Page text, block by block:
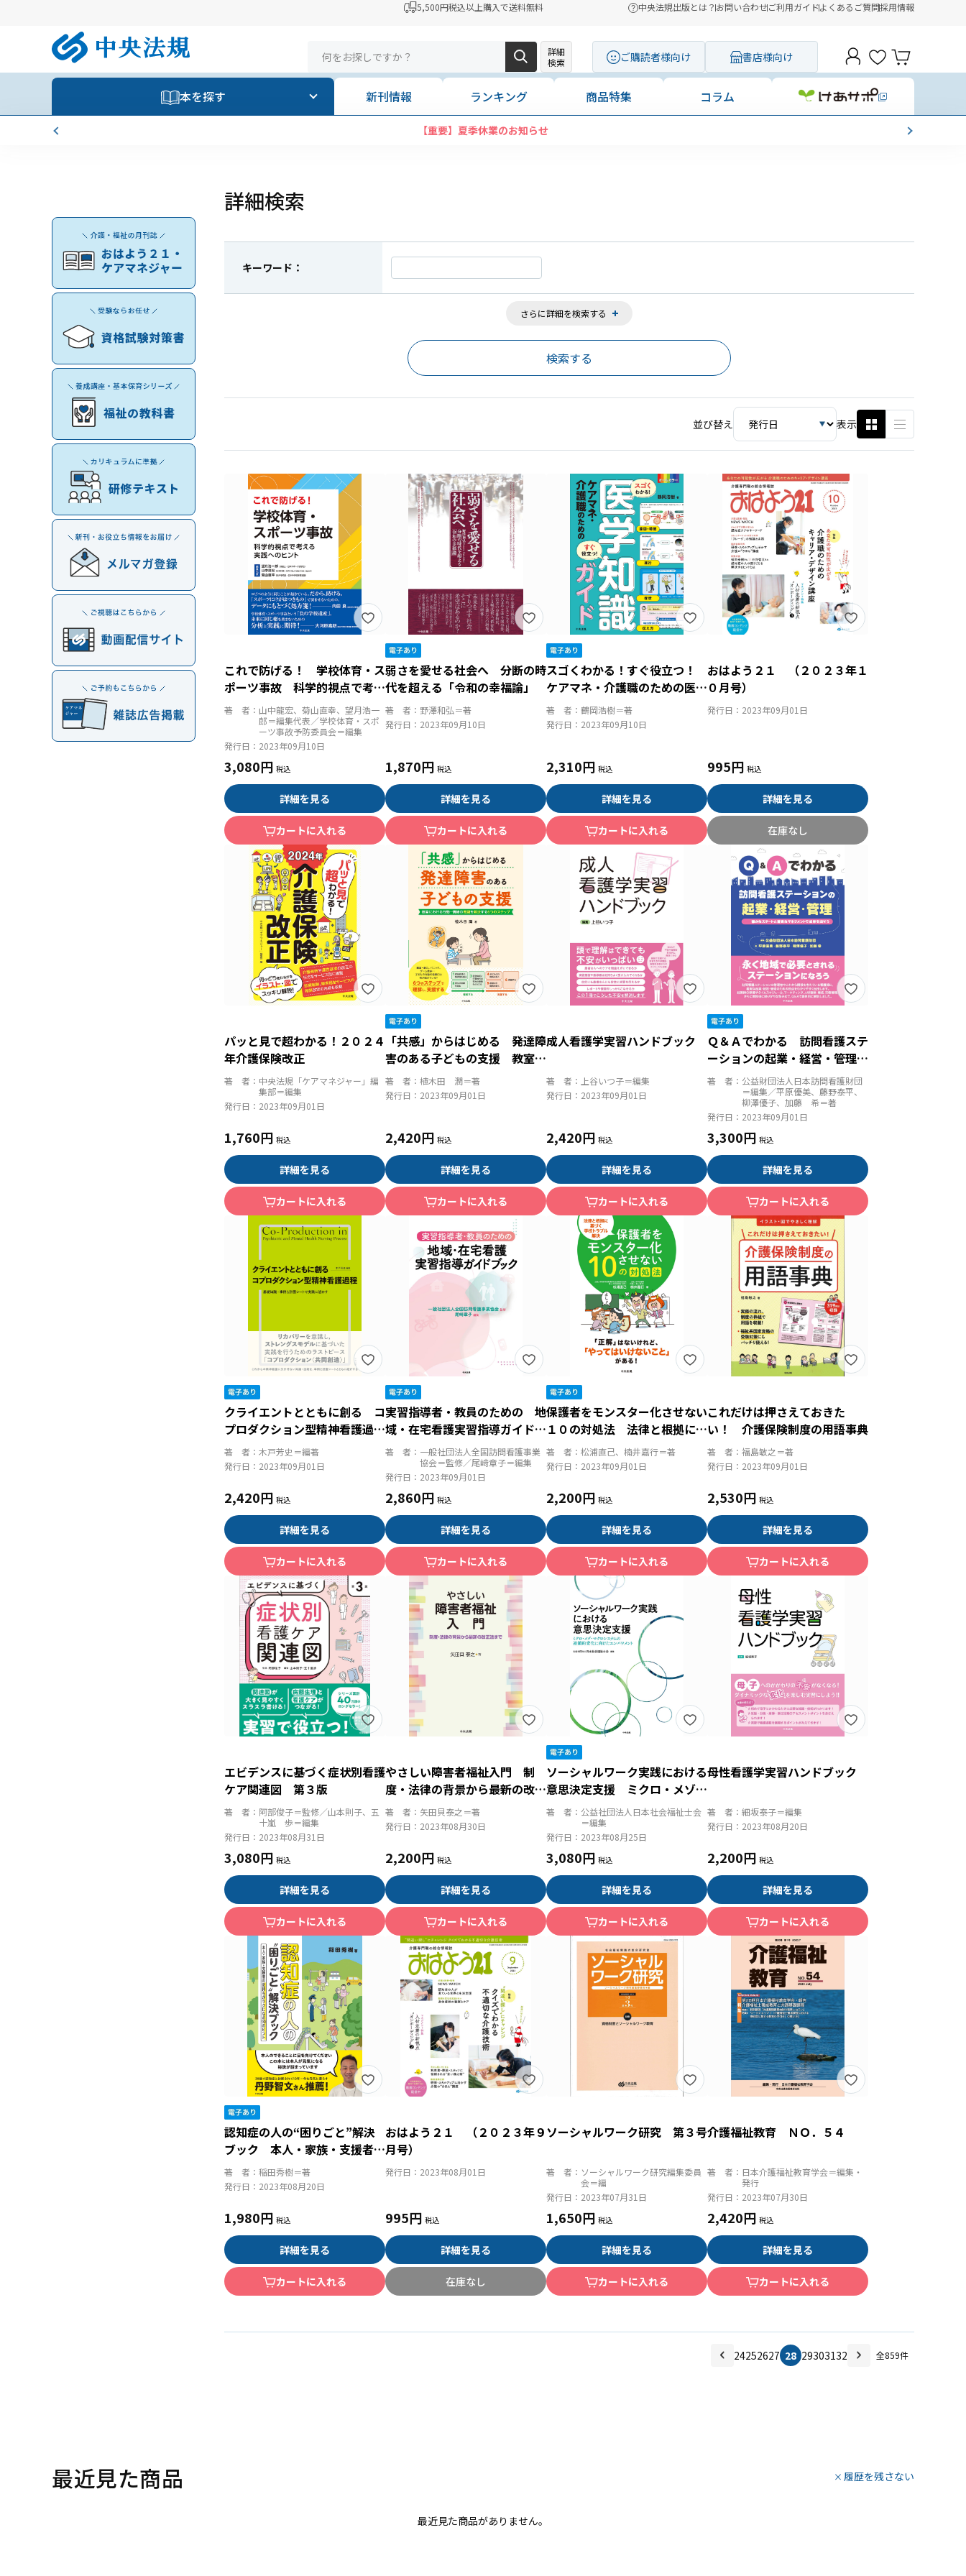
5,500円税込以上購入で送料無料 中央法規出版とは？お問い合わせご利用ガイドよくあるご質問採用情報
詳細
検索
ご購読者様向け 書店様向け
本を探す 新刊情報 ランキング 商品特集 コラム
【重要】夏季休業のお知らせ
詳細検索
キーワード：
さらに詳細を検索する
並び替え 表示
これで防げる！ 学校体育・ス
ポーツ事故 科学的視点で考え
る実践へのヒント
著 者： 山中龍宏、菊山直幸、望月浩一
郎＝編集代表／学校体育・スポ
ーツ事故予防委員会＝編集
発行日： 2023年09月10日
3,080円
詳細を見る
カートに入れる
弱さを愛せる社会へ 分断の時
代を超える「令和の幸福論」
著 者： 野澤和弘＝著
発行日： 2023年09月10日
1,870円
詳細を見る
カートに入れる
スゴくわかる！すぐ役立つ！
ケアマネ・介護職のための医学
知識ガイド
著 者： 鶴岡浩樹＝著
発行日： 2023年09月10日
2,310円
詳細を見る
カートに入れる
おはよう２１ （２０２３年１
０月号）
発行日： 2023年09月01日
995円
詳細を見る
在庫なし
パッと見で超わかる！２０２４
年介護保険改正
著 者： 中央法規「ケアマネジャー」編
集部＝編集
発行日： 2023年09月01日
1,760円
詳細を見る
カートに入れる
「共感」からはじめる 発達障
害のある子どもの支援 教室に
おける行動－情緒の問題を解決
する６つのステップ
著 者： 植木田 潤＝著
発行日： 2023年09月01日
2,420円
詳細を見る
カートに入れる
成人看護学実習ハンドブック
著 者： 上谷いつ子＝編集
発行日： 2023年09月01日
2,420円
詳細を見る
カートに入れる
Ｑ＆Ａでわかる 訪問看護ステ
ーションの起業・経営・管理
確かなスタートと着実なマネジ
メントで成果を出そう
著 者： 公益財団法人日本訪問看護財団
＝編集／平原優美、藤野泰平、
柳澤優子、加藤 希＝著
発行日： 2023年09月01日
3,300円
詳細を見る
カートに入れる
クライエントとともに創る コ
プロダクション型精神看護過
程 基礎知識・事例＆計画シー
トで実践に活かす
著 者： 木戸芳史＝編著
発行日： 2023年09月01日
2,420円
詳細を見る
カートに入れる
実習指導者・教員のための 地
域・在宅看護実習指導ガイドブ
ック
著 者： 一般社団法人全国訪問看護事業
協会＝監修／尾﨑章子＝編集
発行日： 2023年09月01日
2,860円
詳細を見る
カートに入れる
保護者をモンスター化させない
１０の対処法 法律と根拠に基
づく学校トラブル解決
著 者： 松浦直己、楠井嘉行＝著
発行日： 2023年09月01日
2,200円
詳細を見る
カートに入れる
これだけは押さえておきた
い！ 介護保険制度の用語事典
著 者： 福島敏之＝著
発行日： 2023年09月01日
2,530円
詳細を見る
カートに入れる
エビデンスに基づく症状別看護
ケア関連図 第３版
著 者： 阿部俊子＝監修／山本則子、五
十嵐 歩＝編集
発行日： 2023年08月31日
3,080円
詳細を見る
カートに入れる
やさしい障害者福祉入門 制
度・法律の背景から最新の改正
法まで
著 者： 矢田貝泰之＝著
発行日： 2023年08月30日
2,200円
詳細を見る
カートに入れる
ソーシャルワーク実践における
意思決定支援 ミクロ・メゾ・
マクロシステムの連鎖的変化に
向けたエンパワメント
著 者： 公益社団法人日本社会福祉士会
＝編集
発行日： 2023年08月25日
3,080円
詳細を見る
カートに入れる
母性看護学実習ハンドブック
著 者： 細坂泰子＝編集
発行日： 2023年08月20日
2,200円
詳細を見る
カートに入れる
認知症の人の“困りごと”解決
ブック 本人・家族・支援者の
気持ちがラクになる９０のヒン
ト
著 者： 稲田秀樹＝著
発行日： 2023年08月20日
1,980円
詳細を見る
カートに入れる
おはよう２１ （２０２３年９
月号）
発行日： 2023年08月01日
995円
詳細を見る
在庫なし
ソーシャルワーク研究 第３号
著 者： ソーシャルワーク研究編集委員
会＝編
発行日： 2023年07月31日
1,650円
詳細を見る
カートに入れる
介護福祉教育 ＮＯ．５４
著 者： 日本介護福祉教育学会＝編集・
発行
発行日： 2023年07月30日
2,420円
詳細を見る
カートに入れる
24252627 28 29303132 全859件
最近見た商品
最近見た商品がありません。
履歴を残さない